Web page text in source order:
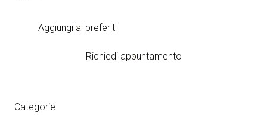
Aggiungi ai preferiti
Richiedi appuntamento
Categorie